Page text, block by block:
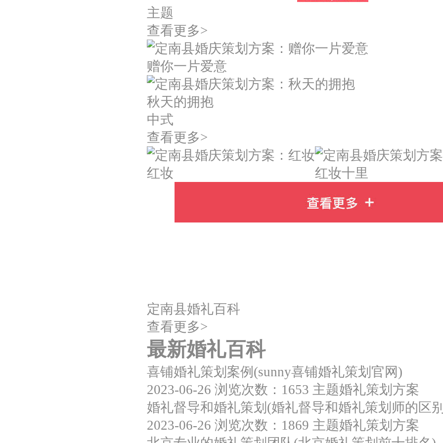
主题
查看更多>
赠你一片爱意
秋天的拥抱
中式
查看更多>
红妆 红妆十里
定南县婚礼百科
查看更多>
最新婚礼百科
喜铺婚礼策划案例(sunny喜铺婚礼策划官网)
2023-06-26 浏览次数：1653 主题婚礼策划方案
婚礼督导和婚礼策划(婚礼督导和婚礼策划师的区
2023-06-26 浏览次数：1869 主题婚礼策划方案